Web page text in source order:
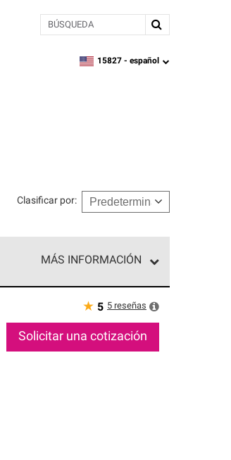
BÚSQUEDA
zipcode,language
15827 - español
Clasificar por:
MÁS INFORMACIÓN
★ 5 5 reseñas
Solicitar una cotización